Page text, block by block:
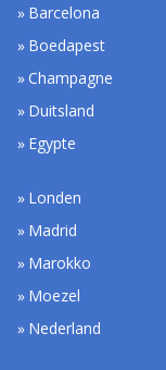
Barcelona
Boedapest
Champagne
Duitsland
Egypte
Londen
Madrid
Marokko
Moezel
Nederland